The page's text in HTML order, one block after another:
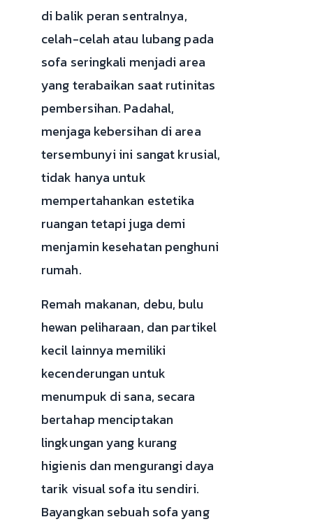
di balik peran sentralnya,
celah-celah atau lubang pada
sofa seringkali menjadi area
yang terabaikan saat rutinitas
pembersihan. Padahal,
menjaga kebersihan di area
tersembunyi ini sangat krusial,
tidak hanya untuk
mempertahankan estetika
ruangan tetapi juga demi
menjamin kesehatan penghuni
rumah.
Remah makanan, debu, bulu
hewan peliharaan, dan partikel
kecil lainnya memiliki
kecenderungan untuk
menumpuk di sana, secara
bertahap menciptakan
lingkungan yang kurang
higienis dan mengurangi daya
tarik visual sofa itu sendiri.
Bayangkan sebuah sofa yang